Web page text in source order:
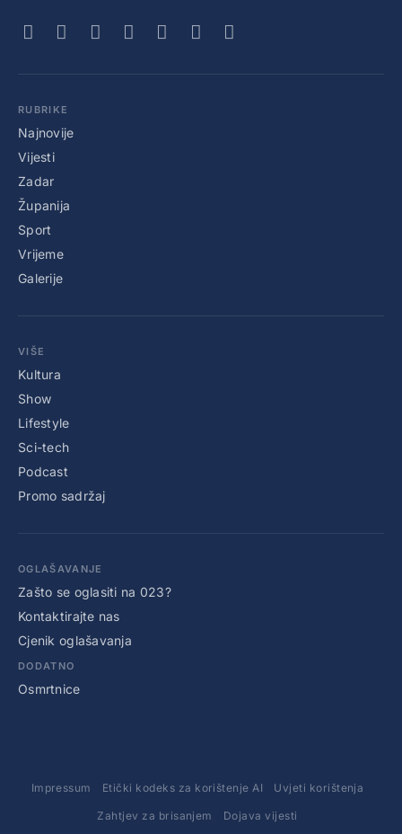
RUBRIKE
Najnovije
Vijesti
Zadar
Županija
Sport
Vrijeme
Galerije
VIŠE
Kultura
Show
Lifestyle
Sci-tech
Podcast
Promo sadržaj
OGLAŠAVANJE
Zašto se oglasiti na 023?
Kontaktirajte nas
Cjenik oglašavanja
DODATNO
Osmrtnice
Impressum Etički kodeks za korištenje AI Uvjeti korištenja
Zahtjev za brisanjem Dojava vijesti